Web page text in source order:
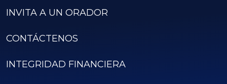
INVITA A UN ORADOR
CONTÁCTENOS
INTEGRIDAD FINANCIERA